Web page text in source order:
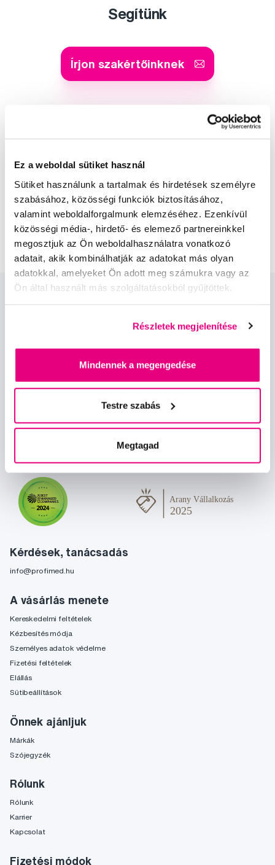
Ez a weboldal sütiket használ
Sütiket használunk a tartalmak és hirdetések személyre
szabásához, közösségi funkciók biztosításához,
valamint weboldalforgalmunk elemzéséhez. Ezenkívül
közösségi média-, hirdető- és elemező partnereinkkel
megosztjuk az Ön weboldalhasználatra vonatkozó
adatait, akik kombinálhatják az adatokat más olyan
adatokkal, amelyeket Ön adott meg számukra vagy az
Ön által használt más szolgáltatásokból gyűjtöttek.
Részletek megjelenítése
Mindennek a megengedése
Testre szabás
Megtagad
Segítünk
Írjon szakértőinknek
Kis-György Rita
oktató
Dr. Szabó Dániel
a Profimed fogorvosa, Lioral Fogászati
és Szájsebészeti Klinika
Kérdések, tanácsadás
info@profimed.hu
A vásárlás menete
Kereskedelmi feltételek
Kézbesítés módja
Személyes adatok védelme
Fizetési feltételek
Elállás
Sütibeállítások
Önnek ajánljuk
Márkák
Szójegyzék
Rólunk
Rólunk
Karrier
Kapcsolat
Fizetési módok
Hírek és ajánlatok
Szeretnék tájékoztatást kapni a hírekről és ajánlatokról és